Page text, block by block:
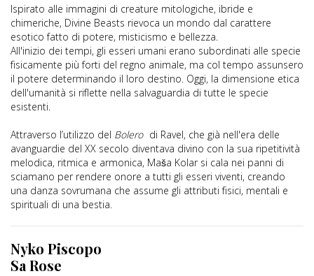
Ispirato alle immagini di creature mitologiche, ibride e
chimeriche, Divine Beasts rievoca un mondo dal carattere
esotico fatto di potere, misticismo e bellezza.
All'inizio dei tempi, gli esseri umani erano subordinati alle specie
fisicamente più forti del regno animale, ma col tempo assunsero
il potere determinando il loro destino. Oggi, la dimensione etica
dell'umanità si riflette nella salvaguardia di tutte le specie
esistenti.
Attraverso l’utilizzo del Bolero di Ravel, che già nell'era delle
avanguardie del XX secolo diventava divino con la sua ripetitività
melodica, ritmica e armonica, Maša Kolar si cala nei panni di
sciamano per rendere onore a tutti gli esseri viventi, creando
una danza sovrumana che assume gli attributi fisici, mentali e
spirituali di una bestia.
Nyko Piscopo
Sa Rose